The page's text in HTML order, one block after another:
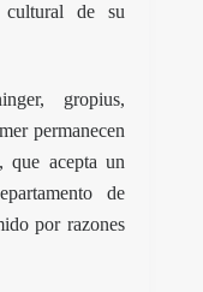
cultural de su
gropius,
permanecen
que acepta un
de
por razones